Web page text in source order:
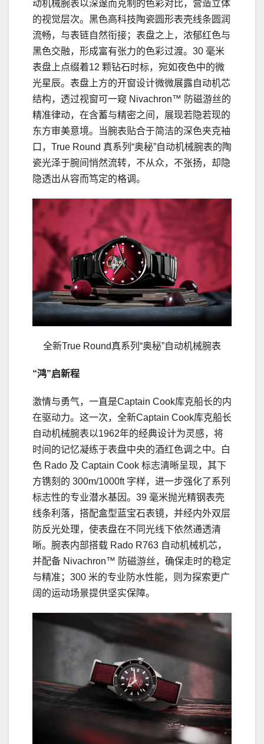
动机械腕表以深邃而克制的色彩对比，营造立体
的视觉层次。黑色高科技陶瓷圆形表壳线条圆润
流畅，与表链自然衔接；表盘之上，浓郁红色与
黑色交融，形成富有张力的色彩过渡。30 毫米
表盘上点缀着12 颗钻石时标，宛如夜色中的微
光星辰。表盘上方的开窗设计微微展露自动机芯
结构，透过视窗可一窥 Nivachron™ 防磁游丝的
精准律动，在含蓄与精密之间，展现若隐若现的
东方审美意境。当腕表贴合于简洁的深色夹克袖
口，True Round 真系列“奥秘”自动机械腕表的陶
瓷光泽于腕间悄然流转，不从众，不张扬，却隐
隐透出从容而笃定的格调。
全新True Round真系列“奥秘”自动机械腕表
“鸿”启新程
激情与勇气，一直是Captain Cook库克船长的内
在驱动力。这一次，全新Captain Cook库克船长
自动机械腕表以1962年的经典设计为灵感，将
时间的记忆凝练于表盘中央的酒红色调之中。白
色 Rado 及 Captain Cook 标志清晰呈现，其下
方镌刻的 300m/1000ft 字样，进一步强化了系列
标志性的专业潜水基因。39 毫米抛光精钢表壳
线条利落，搭配盒型蓝宝石表镜，并经内外双层
防反光处理，使表盘在不同光线下依然通透清
晰。腕表内部搭载 Rado R763 自动机械机芯，
并配备 Nivachron™ 防磁游丝，确保走时的稳定
与精准；300 米的专业防水性能，则为探索更广
阔的运动场景提供坚实保障。